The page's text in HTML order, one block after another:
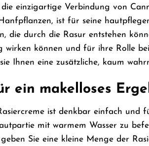
einzigartige Verbindung von
ist für seine
die durch die Rasur entstehen
wirken können und für ihre Rolle
Ihnen eine zusätzliche, kaum
ein makelloses
ist denkbar einfach und
mit warmem Wasser zu
Sie eine kleine Menge der